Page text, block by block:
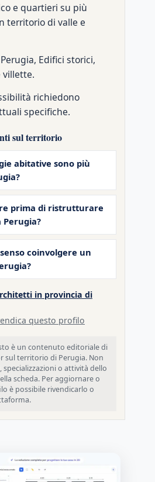
e quartieri su più
territorio di valle e
Edifici storici,
richiedono
specifiche.
sul territorio
abitative sono più
prima di ristrutturare
Perugia?
coinvolgere un
in provincia di
questo profilo
è un contenuto editoriale di
sul territorio di Perugia. Non
o attività dello
scheda. Per aggiornare o
è possibile rivendicarlo o